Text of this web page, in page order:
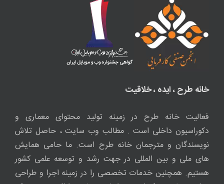
خانه طرح ، ایده ، خلاقیت
فعالیت خانه طرح در زمینه تولید محتوای معماری و
دکوراسیون داخلی است . مطالب وب سایت ، حاصل تلاش
نویسندگان و مترجمان خانه طرح است. ما حامی همایش
های ملی و بین المللی در جهت رشد و توسعه علمی کشور
هستیم. همچنین خدمات تخصصی را در زمینه اجرا و طراحی